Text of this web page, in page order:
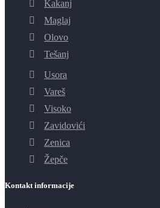
Kakanj
Maglaj
Olovo
Tešanj
Usora
Vareš
Visoko
Zavidovići
Zenica
Žepče
Kontakt informacije